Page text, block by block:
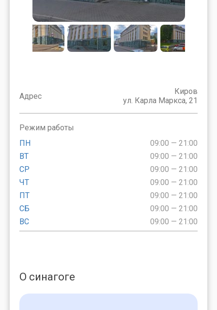
Адрес
Киров
ул. Карла Маркса, 21
Режим работы
ПН
09:00 — 21:00
ВТ
09:00 — 21:00
СР
09:00 — 21:00
ЧТ
09:00 — 21:00
ПТ
09:00 — 21:00
СБ
09:00 — 21:00
ВС
09:00 — 21:00
О синагоге